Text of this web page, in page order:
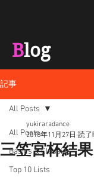
Blog
記事
All Posts
Basics & Classics
Top 10 Lists
All Posts
三笠宮杯結果
yukiraradance
2018年11月27日 読了